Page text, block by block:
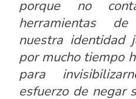
porque no
herramientas
nuestra identidad
por mucho tiempo
para
esfuerzo de negar